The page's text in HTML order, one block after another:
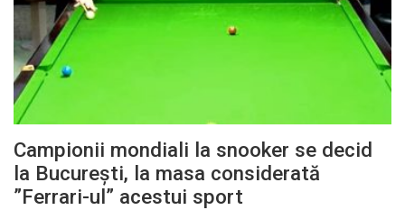
Campionii mondiali la snooker se decid
la București, la masa considerată
”Ferrari-ul” acestui sport